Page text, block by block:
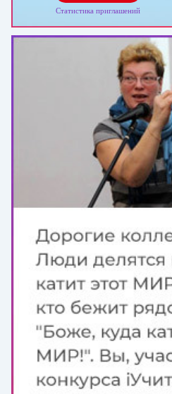
Статистика приглашений